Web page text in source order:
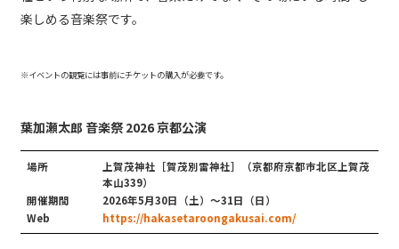
楽しめる音楽祭です。
※イベントの観覧には事前にチケットの購入が必要です。
葉加瀬太郎 音楽祭 2026 京都公演
場所
上賀茂神社［賀茂別雷神社］（京都府京都市北区上賀茂
本山339）
開催期間
2026年5月30日（土）～31日（日）
Web
https://hakasetaroongakusai.com/